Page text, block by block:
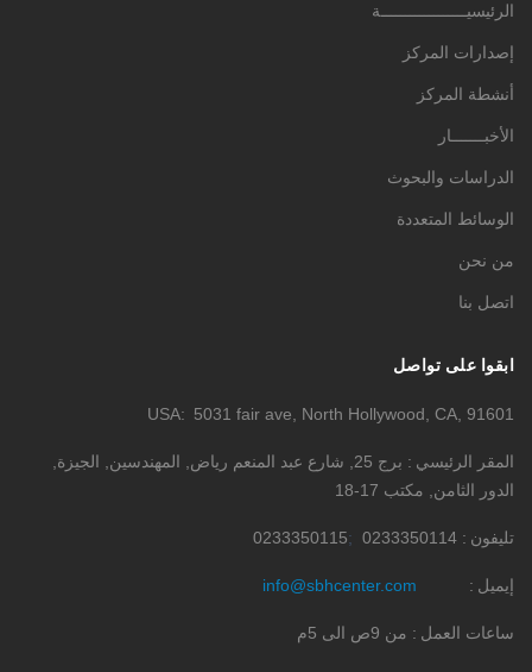
الرئيسيــــــــــــــــــة
إصدارات المركز
أنشطة المركز
الأخبـــــــار
الدراسات والبحوث
الوسائط المتعددة
من نحن
اتصل بنا
ابقوا على تواصل
USA 5031 fair ave, North Hollywood, CA, 91601
المقر الرئيسي
برج 25, شارع عبد المنعم رياض, المهندسين, الجيزة,
الدور الثامن, مكتب 17-18
تليفون 0233350114
0233350115
إيميل info@sbhcenter.com
ساعات العمل من 9ص الى 5م